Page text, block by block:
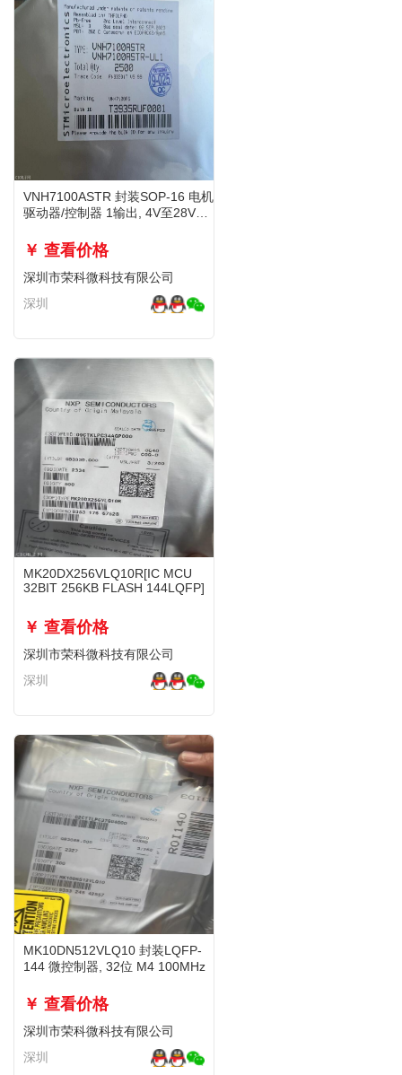
VNH7100ASTR 封装SOP-16 电机
驱动器/控制器 1输出, 4V至28V电
￥ 查看价格
深圳市荣科微科技有限公司
深圳
MK20DX256VLQ10R[IC MCU
32BIT 256KB FLASH 144LQFP]
￥ 查看价格
深圳市荣科微科技有限公司
深圳
MK10DN512VLQ10 封装LQFP-
144 微控制器, 32位 M4 100MHz
￥ 查看价格
深圳市荣科微科技有限公司
深圳